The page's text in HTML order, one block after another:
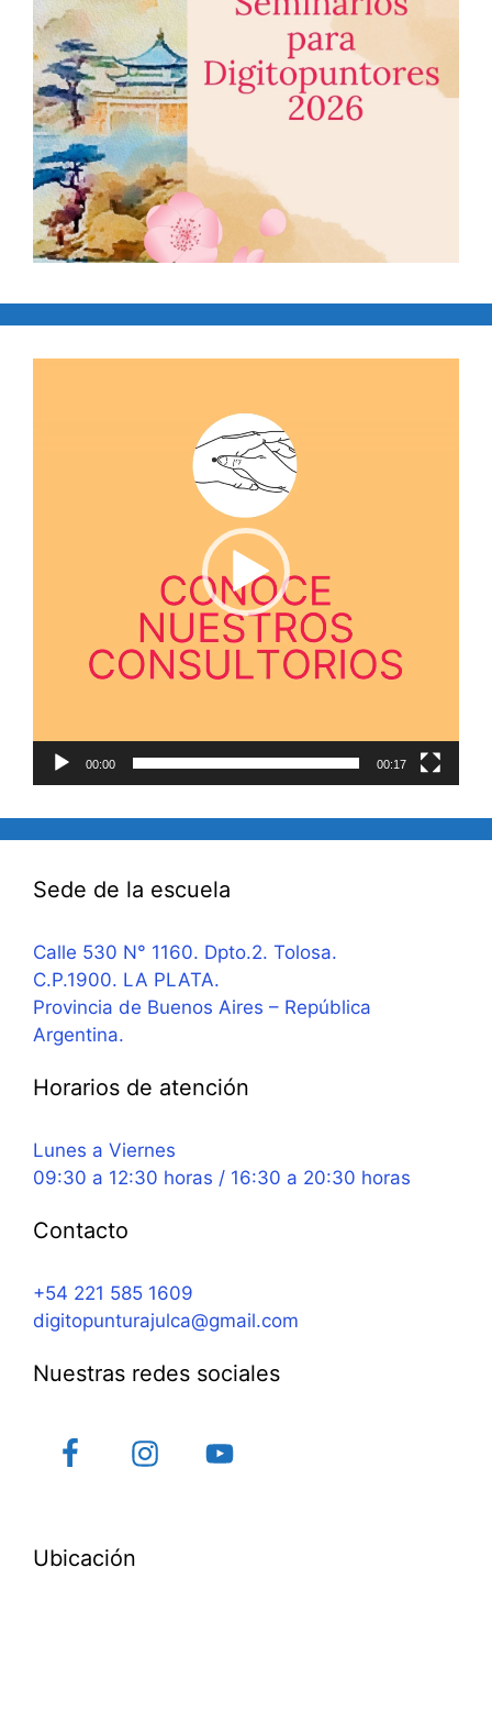
00:00 00:17
Sede de la escuela
Calle 530 N° 1160. Dpto.2. Tolosa.
C.P.1900. LA PLATA.
Provincia de Buenos Aires – República
Argentina.
Horarios de atención
Lunes a Viernes
09:30 a 12:30 horas / 16:30 a 20:30 horas
Contacto
+54 221 585 1609
digitopunturajulca@gmail.com
Nuestras redes sociales
Ubicación